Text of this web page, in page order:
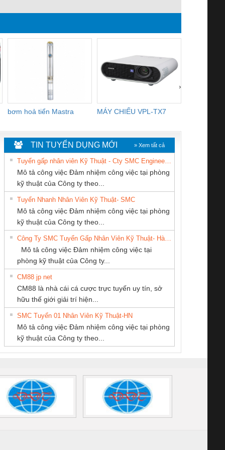
bơm hoả tiển Mastra MÁY CHIẾU VPL-TX7
›
Le An Toàn
Contact
– PSR-
SCP-
FSP/2X1/1X2
sát chuỗi
tấm pin
16I+
(2502520000)
Bộ giám sát chuỗi
tấm pin
TRANSCLINIC 16I+
1K5 L (2433950000)
Bộ giám sát dòng
TRANSCLINIC 16I+
(2008130000)
Bộ chỉnh lưu nguồn
điện TRANSCLINIC
BKE 1K5.4
(7791400879)2. Giá
Nẹp nhôm chống
trơn Đà Nẵng
CÔNG TY TNHH
KỸ THUẬT KTECH
VIỆT NAM
CÔNG TY CP TỰ
ĐỘNG TIẾN
HƯNG
CÔNG TY TNHH
SUPPLY
CÔNG TY CỔ
PHẦN TỰ ĐỘNG
TIẾN HƯNG
company LTD
THƯƠNG MẠI
TIN TUYỂN DỤNG MỚI » Xem tất cả
Mô tả công việc Đảm nhiệm công việc tại phòng
kỹ thuật của Công ty theo...
Tuyển Nhanh Nhân Viên Kỹ Thuật- SMC
Mô tả công việc Đảm nhiệm công việc tại phòng
kỹ thuật của Công ty theo...
Mô tả công việc Đảm nhiệm công việc tại
phòng kỹ thuật của Công ty...
CM88 jp net
CM88 là nhà cái cá cược trực tuyến uy tín, sở
hữu thế giới giải trí hiện...
SMC Tuyển 01 Nhân Viên Kỹ Thuật-HN
Mô tả công việc Đảm nhiệm công việc tại phòng
kỹ thuật của Công ty theo...